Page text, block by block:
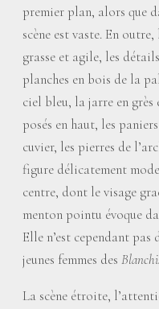
premier plan, alors que
scène est vaste. En
grasse et agile, les
planches en bois de la
ciel bleu, la jarre en
posés en haut, les
cuvier, les pierres de
figure délicatement
centre, dont le visage
menton pointu évoque
Elle n’est cependant pas
jeunes femmes des
La scène étroite,